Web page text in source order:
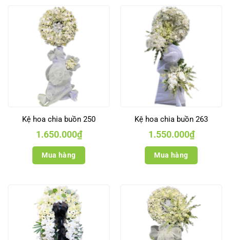
Kệ hoa chia buồn 250
1.650.000₫
Mua hàng
Kệ hoa chia buồn 263
1.550.000₫
Mua hàng